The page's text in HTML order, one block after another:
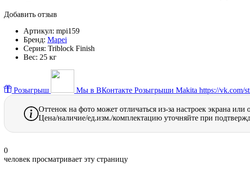
Добавить отзыв
Артикул: mpi159
Бренд: Mapei
Серия: Triblock Finish
Вес: 25 кг
Розыгрыш Мы в ВКонтакте Розыгрыши Makita https://vk.com/
Оттенок на фото может отличаться из-за настроек экрана или
Цена/наличие/ед.изм./комплектацию уточняйте при
0
человек просматривает эту страницу